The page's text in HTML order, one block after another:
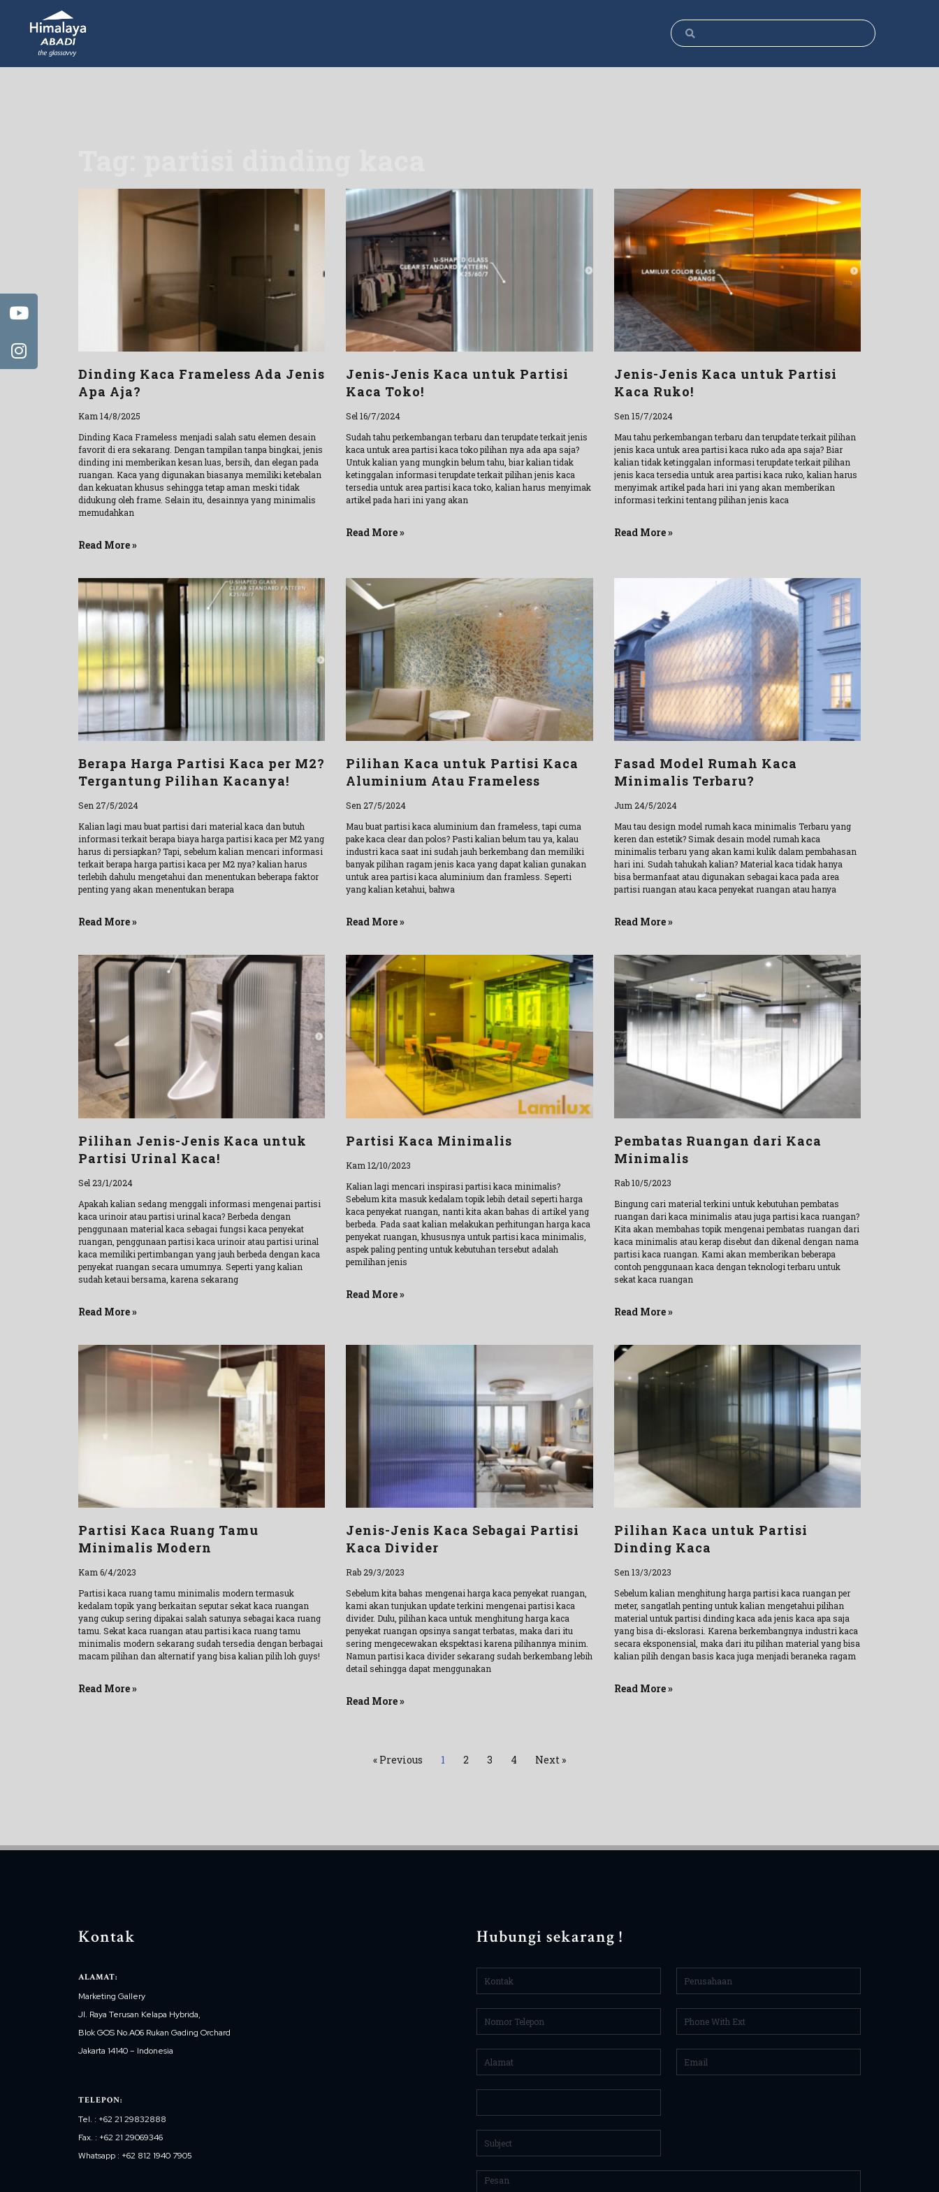
Dinding Kaca Frameless Ada Jenis
Apa Aja?
Kam 14/8/2025
Dinding Kaca Frameless menjadi salah satu elemen desain
favorit di era sekarang. Dengan tampilan tanpa bingkai, jenis
dinding ini memberikan kesan luas, bersih, dan elegan pada
ruangan. Kaca yang digunakan biasanya memiliki ketebalan
dan kekuatan khusus sehingga tetap aman meski tidak
didukung oleh frame. Selain itu, desainnya yang minimalis
memudahkan
Read More »
Jenis-Jenis Kaca untuk Partisi
Kaca Toko!
Sel 16/7/2024
Sudah tahu perkembangan terbaru dan terupdate terkait jenis
kaca untuk area partisi kaca toko pilihan nya ada apa saja?
Untuk kalian yang mungkin belum tahu, biar kalian tidak
ketinggalan informasi terupdate terkait pilihan jenis kaca
tersedia untuk area partisi kaca toko, kalian harus menyimak
artikel pada hari ini yang akan
Read More »
Jenis-Jenis Kaca untuk Partisi
Kaca Ruko!
Sen 15/7/2024
Mau tahu perkembangan terbaru dan terupdate terkait pilihan
jenis kaca untuk area partisi kaca ruko ada apa saja? Biar
kalian tidak ketinggalan informasi terupdate terkait pilihan
jenis kaca tersedia untuk area partisi kaca ruko, kalian harus
menyimak artikel pada hari ini yang akan memberikan
informasi terkini tentang pilihan jenis kaca
Read More »
Berapa Harga Partisi Kaca per M2?
Tergantung Pilihan Kacanya!
Sen 27/5/2024
Kalian lagi mau buat partisi dari material kaca dan butuh
informasi terkait berapa biaya harga partisi kaca per M2 yang
harus di persiapkan? Tapi, sebelum kalian mencari informasi
terkait berapa harga partisi kaca per M2 nya? kalian harus
terlebih dahulu mengetahui dan menentukan beberapa faktor
penting yang akan menentukan berapa
Read More »
Pilihan Kaca untuk Partisi Kaca
Aluminium Atau Frameless
Sen 27/5/2024
Mau buat partisi kaca aluminium dan frameless, tapi cuma
pake kaca clear dan polos? Pasti kalian belum tau ya, kalau
industri kaca saat ini sudah jauh berkembang dan memiliki
banyak pilihan ragam jenis kaca yang dapat kalian gunakan
untuk area partisi kaca aluminium dan framless. Seperti
yang kalian ketahui, bahwa
Read More »
Fasad Model Rumah Kaca
Minimalis Terbaru?
Jum 24/5/2024
Mau tau design model rumah kaca minimalis Terbaru yang
keren dan estetik? Simak desain model rumah kaca
minimalis terbaru yang akan kami kulik dalam pembahasan
hari ini. Sudah tahukah kalian? Material kaca tidak hanya
bisa bermanfaat atau digunakan sebagai kaca pada area
partisi ruangan atau kaca penyekat ruangan atau hanya
Read More »
Pilihan Jenis-Jenis Kaca untuk
Partisi Urinal Kaca!
Sel 23/1/2024
Apakah kalian sedang menggali informasi mengenai partisi
kaca urinoir atau partisi urinal kaca? Berbeda dengan
penggunaan material kaca sebagai fungsi kaca penyekat
ruangan, penggunaan partisi kaca urinoir atau partisi urinal
kaca memiliki pertimbangan yang jauh berbeda dengan kaca
penyekat ruangan secara umumnya. Seperti yang kalian
sudah ketaui bersama, karena sekarang
Read More »
Partisi Kaca Minimalis
Kam 12/10/2023
Kalian lagi mencari inspirasi partisi kaca minimalis?
Sebelum kita masuk kedalam topik lebih detail seperti harga
kaca penyekat ruangan, nanti kita akan bahas di artikel yang
berbeda. Pada saat kalian melakukan perhitungan harga kaca
penyekat ruangan, khususnya untuk partisi kaca minimalis,
aspek paling penting untuk kebutuhan tersebut adalah
pemilihan jenis
Read More »
Pembatas Ruangan dari Kaca
Minimalis
Rab 10/5/2023
Bingung cari material terkini untuk kebutuhan pembatas
ruangan dari kaca minimalis atau juga partisi kaca ruangan?
Kita akan membahas topik mengenai pembatas ruangan dari
kaca minimalis atau kerap disebut dan dikenal dengan nama
partisi kaca ruangan. Kami akan memberikan beberapa
contoh penggunaan kaca dengan teknologi terbaru untuk
sekat kaca ruangan
Read More »
Partisi Kaca Ruang Tamu
Minimalis Modern
Kam 6/4/2023
Partisi kaca ruang tamu minimalis modern termasuk
kedalam topik yang berkaitan seputar sekat kaca ruangan
yang cukup sering dipakai salah satunya sebagai kaca ruang
tamu. Sekat kaca ruangan atau partisi kaca ruang tamu
minimalis modern sekarang sudah tersedia dengan berbagai
macam pilihan dan alternatif yang bisa kalian pilih loh guys!
Read More »
Jenis-Jenis Kaca Sebagai Partisi
Kaca Divider
Rab 29/3/2023
Sebelum kita bahas mengenai harga kaca penyekat ruangan,
kami akan tunjukan update terkini mengenai partisi kaca
divider. Dulu, pilihan kaca untuk menghitung harga kaca
penyekat ruangan opsinya sangat terbatas, maka dari itu
sering mengecewakan ekspektasi karena pilihannya minim.
Namun partisi kaca divider sekarang sudah berkembang lebih
detail sehingga dapat menggunakan
Read More »
Pilihan Kaca untuk Partisi
Dinding Kaca
Sen 13/3/2023
Sebelum kalian menghitung harga partisi kaca ruangan per
meter, sangatlah penting untuk kalian mengetahui pilihan
material untuk partisi dinding kaca ada jenis kaca apa saja
yang bisa di-ekslorasi. Karena berkembangnya industri kaca
secara eksponensial, maka dari itu pilihan material yang bisa
kalian pilih dengan basis kaca juga menjadi beraneka ragam
Read More »
« Previous 1 2 3 4 Next »
Kontak
ALAMAT:
Marketing Gallery
Jl. Raya Terusan Kelapa Hybrida,
Blok GOS No.A06 Rukan Gading Orchard
Jakarta 14140 – Indonesia
TELEPON:
Tel. : +62 21 29832888
Fax. : +62 21 29069346
Whatsapp : +62 812 1940 7905
Hubungi sekarang !